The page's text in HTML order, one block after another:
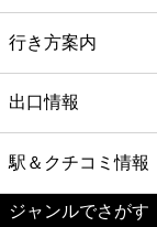
行き方案内
出口情報
駅＆クチコミ情報
ジャンルでさがす